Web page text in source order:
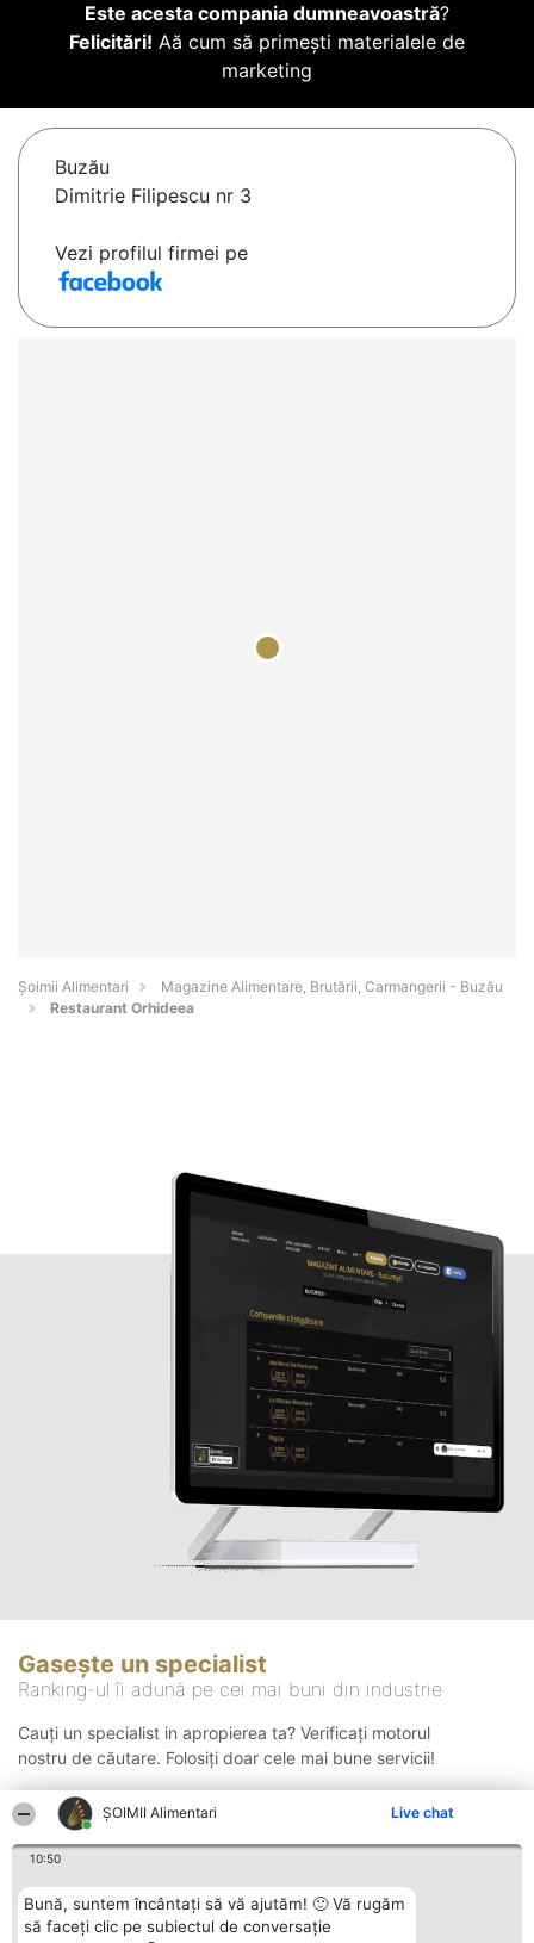
ŞOIMII Alimentari Live chat
10:50
Bună, suntem încântați să vă ajutăm! 🙂 Vă rugăm
să faceți clic pe subiectul de conversație
Este acesta compania dumneavoastră?
Felicitări! Aă cum să primești materialele de
marketing
Buzău
Dimitrie Filipescu nr 3
Vezi profilul firmei pe
Şoimii Alimentari
Magazine Alimentare, Brutării, Carmangerii - Buzău
Restaurant Orhideea
Gasește un specialist
Ranking-ul îi adună pe cei mai buni din industrie
Cauți un specialist in apropierea ta? Verificați motorul
nostru de căutare. Folosiți doar cele mai bune servicii!